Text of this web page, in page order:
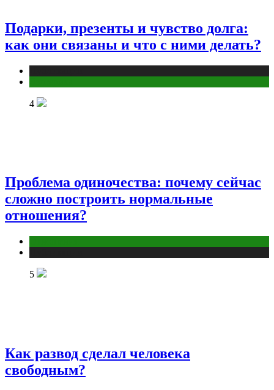
Подарки, презенты и чувство долга:
как они связаны и что с ними делать?
4
Проблема одиночества: почему сейчас
сложно построить нормальные
отношения?
5
Как развод сделал человека
свободным?